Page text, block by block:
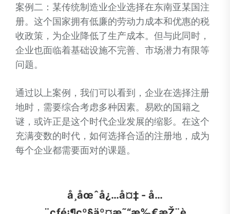
案例二：某传统制造业企业选择在东南亚某国注
册。这个国家拥有低廉的劳动力成本和优惠的税
收政策，为企业降低了生产成本。但与此同时，
企业也面临着基础设施不完善、市场潜力有限等
问题。
通过以上案例，我们可以看到，企业在选择注册
地时，需要综合考虑多种因素。易欧的国籍之
谜，或许正是这个时代企业发展的缩影。在这个
充满变数的时代，如何选择合适的注册地，成为
每个企业都需要面对的课题。